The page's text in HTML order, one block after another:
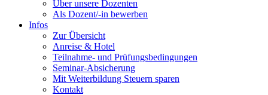
Über unsere Dozenten
Als Dozent/-in bewerben
Infos
Zur Übersicht
Anreise & Hotel
Teilnahme- und Prüfungsbedingungen
Seminar-Absicherung
Mit Weiterbildung Steuern sparen
Kontakt